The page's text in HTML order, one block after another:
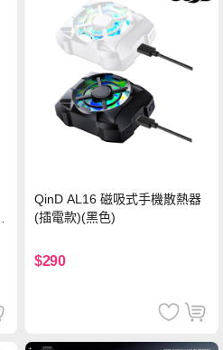
QinD AL16 磁吸式手機散熱器
(插電款)(黑色)
$290